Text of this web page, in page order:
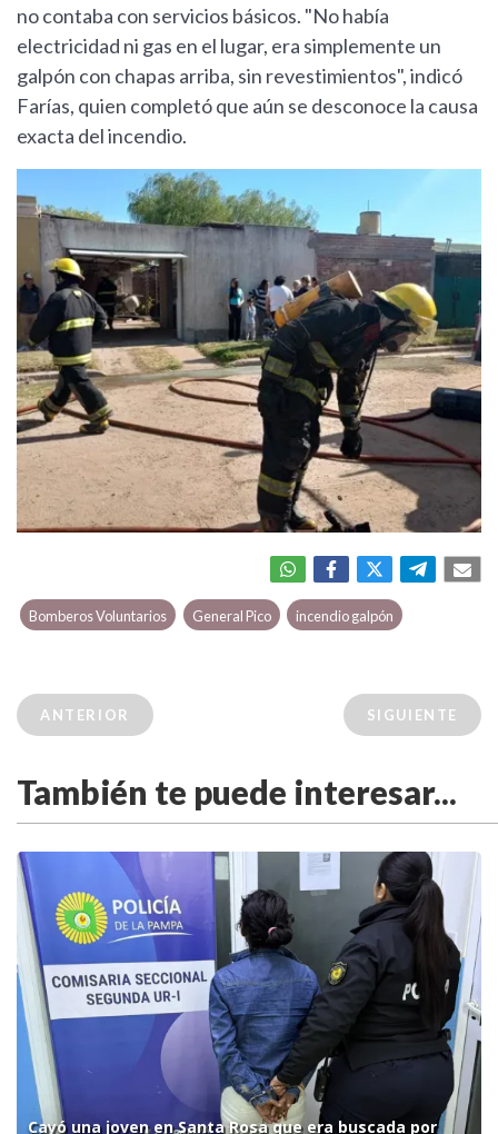
no contaba con servicios básicos. "No había
electricidad ni gas en el lugar, era simplemente un
galpón con chapas arriba, sin revestimientos", indicó
Farías, quien completó que aún se desconoce la causa
exacta del incendio.
Bomberos Voluntarios General Pico incendio galpón
ANTERIOR SIGUIENTE
También te puede interesar...
Cayó una joven en Santa Rosa que era buscada por